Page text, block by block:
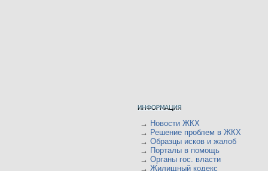
→ Новости ЖКХ
→ Решение проблем в ЖКХ
→ Образцы исков и жалоб
→ Порталы в помощь
→ Органы гос. власти
→ Жилищный кодекс